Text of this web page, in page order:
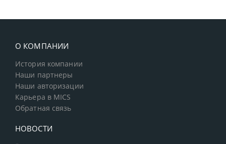
О КОМПАНИИ
История компании
Наши партнеры
Наши авторизации
Карьера в MICS
Обратная связь
НОВОСТИ